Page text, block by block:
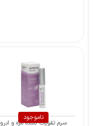
ناموجود
سرم تقویت کننده مژه و ابرو